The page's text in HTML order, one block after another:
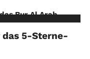
5-Sterne-